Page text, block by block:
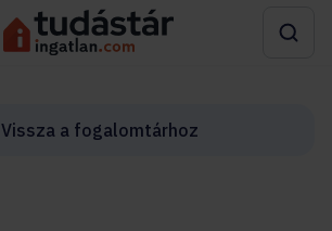
Vissza a fogalomtárhoz